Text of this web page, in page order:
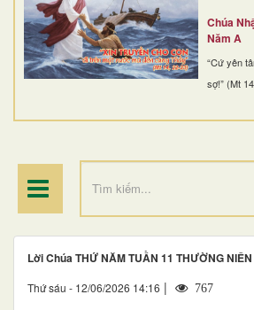
Chúa
Năm A
“Cứ yên
sợ!” (Mt
BAN MỤC VỤ
ĐOÀN THỂ CG
ĐIỂM HÀNH HƯƠNG
Lời Chúa THỨ NĂM TUẦN 11 THƯỜNG NIÊN
Thứ sáu - 12/06/2026 14:16 | 767